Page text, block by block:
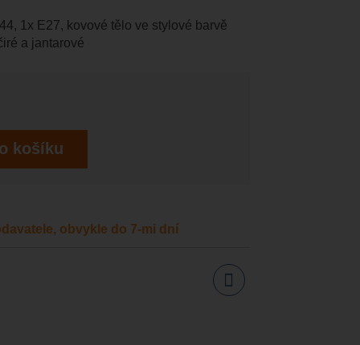
1x E27, kovové tělo ve stylové barvě
a jantarové
košíku
obvykle do 7-mi dní
Sdílet